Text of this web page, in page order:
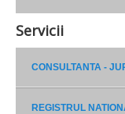
Servicii
CONSULTANTA -
REGISTRUL